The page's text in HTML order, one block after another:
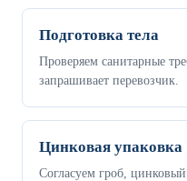
Подготовка тела
Проверяем санитарные
запрашивает перевозчик.
Цинковая упаковка
Согласуем гроб,